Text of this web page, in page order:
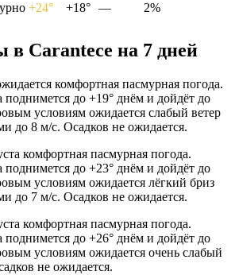
+24° +18° — 2%
в Carantecе на 7 дней
комфортная пасмурная погода.
поднимется до +19° днём и дойдёт до
условиям ожидается слабый ветер
до 8 м/с. Осадков не ожидается.
комфортная пасмурная погода.
поднимется до +23° днём и дойдёт до
условиям ожидается лёгкий бриз
до 7 м/с. Осадков не ожидается.
комфортная пасмурная погода.
поднимется до +26° днём и дойдёт до
условиям ожидается очень слабый
не ожидается.